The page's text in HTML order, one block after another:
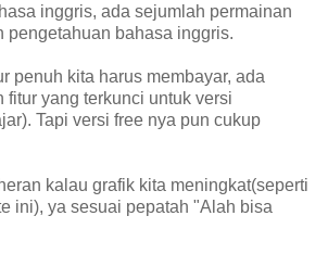
inggris, ada sejumlah permainan
pengetahuan bahasa inggris.
penuh kita harus membayar, ada
fitur yang terkunci untuk versi
Tapi versi free nya pun cukup
kalau grafik kita meningkat(seperti
ini), ya sesuai pepatah "Alah bisa